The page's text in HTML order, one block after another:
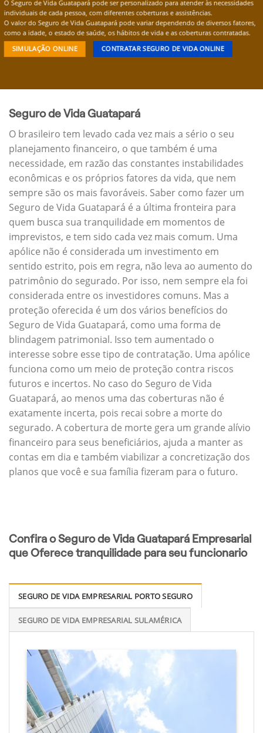
O Seguro de Vida Guatapará pode ser personalizado para atender às necessidades
individuais de cada pessoa, com diferentes coberturas e assistências.
O valor do Seguro de Vida Guatapará pode variar dependendo de diversos fatores,
como a idade, o estado de saúde, os hábitos de vida e as coberturas contratadas.
SIMULAÇÃO ONLINE CONTRATAR SEGURO DE VIDA ONLINE
Seguro de Vida Guatapará
O brasileiro tem levado cada vez mais a sério o seu
planejamento financeiro, o que também é uma
necessidade, em razão das constantes instabilidades
econômicas e os próprios fatores da vida, que nem
sempre são os mais favoráveis. Saber como fazer um
Seguro de Vida Guatapará é a última fronteira para
quem busca sua tranquilidade em momentos de
imprevistos, e tem sido cada vez mais comum. Uma
apólice não é considerada um investimento em
sentido estrito, pois em regra, não leva ao aumento do
patrimônio do segurado. Por isso, nem sempre ela foi
considerada entre os investidores comuns. Mas a
proteção oferecida é um dos vários benefícios do
Seguro de Vida Guatapará, como uma forma de
blindagem patrimonial. Isso tem aumentado o
interesse sobre esse tipo de contratação. Uma apólice
funciona como um meio de proteção contra riscos
futuros e incertos. No caso do Seguro de Vida
Guatapará, ao menos uma das coberturas não é
exatamente incerta, pois recai sobre a morte do
segurado. A cobertura de morte gera um grande alívio
financeiro para seus beneficiários, ajuda a manter as
contas em dia e também viabilizar a concretização dos
planos que você e sua família fizeram para o futuro.
Confira o Seguro de Vida Guatapará Empresarial
que Oferece tranquilidade para seu funcionario
SEGURO DE VIDA EMPRESARIAL PORTO SEGURO
SEGURO DE VIDA EMPRESARIAL SULAMÉRICA